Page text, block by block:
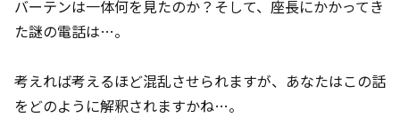
バーテンは一体何を見たのか？そして、座長にかかってき
た謎の電話は…。
考えれば考えるほど混乱させられますが、あなたはこの話
をどのように解釈されますかね…。